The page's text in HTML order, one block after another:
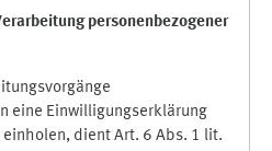
personenbezogener
eine Einwilligungserklärung
dient Art. 6 Abs. 1 lit.